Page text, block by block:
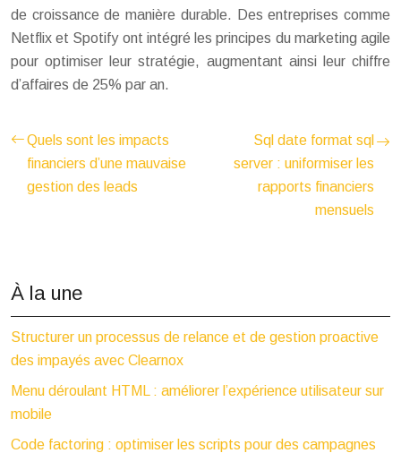
de croissance de manière durable. Des entreprises comme
Netflix et Spotify ont intégré les principes du marketing agile
pour optimiser leur stratégie, augmentant ainsi leur chiffre
d’affaires de 25% par an.
Quels sont les impacts
financiers d’une mauvaise
gestion des leads
Sql date format sql
server : uniformiser les
rapports financiers
mensuels
À la une
Structurer un processus de relance et de gestion proactive
des impayés avec Clearnox
Menu déroulant HTML : améliorer l’expérience utilisateur sur
mobile
Code factoring : optimiser les scripts pour des campagnes